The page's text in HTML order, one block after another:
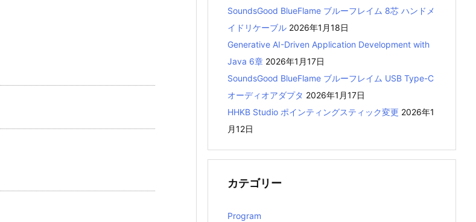
SoundsGood BlueFlame ブルーフレイム 8芯 ハンドメ
イドリケーブル 2026年1月18日
Generative AI-Driven Application Development with
Java 6章 2026年1月17日
SoundsGood BlueFlame ブルーフレイム USB Type-C
オーディオアダプタ 2026年1月17日
HHKB Studio ポインティングスティック変更 2026年1
月12日
カテゴリー
Program